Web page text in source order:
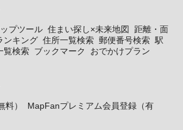
プツール 住まい探し×未来地図
距離・面
ンキング 住所一覧検索 郵便番号検索 駅
覧検索 ブックマーク おでかけプラン
）
MapFanプレミアム会員登録（有